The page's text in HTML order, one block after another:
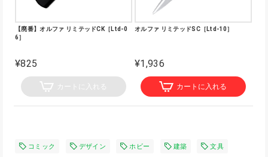
【廃番】オルファ リミテッドCK［Ltd-0
6］
¥825
カートに入れる
オルファ リミテッドSC［Ltd-10］
¥1,936
カートに入れる
コミック デザイン ホビー 建築 文具